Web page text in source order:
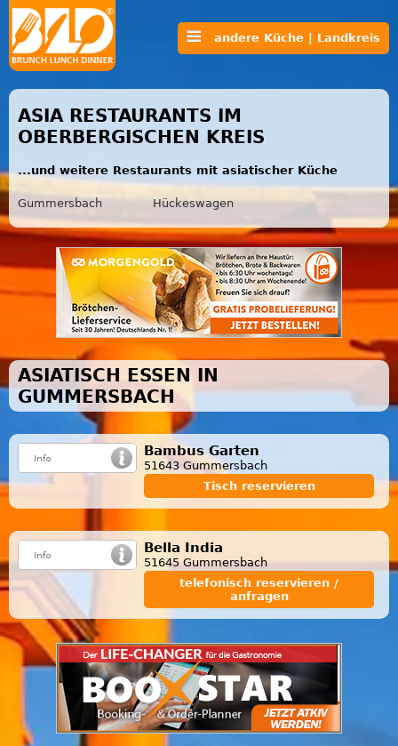
andere Küche | Landkreis
ASIA RESTAURANTS IM
OBERBERGISCHEN KREIS
...und weitere Restaurants mit asiatischer Küche
Gummersbach Hückeswagen
ASIATISCH ESSEN IN
GUMMERSBACH
Bambus Garten
51643 Gummersbach
Tisch reservieren
Bella India
51645 Gummersbach
telefonisch reservieren /
anfragen